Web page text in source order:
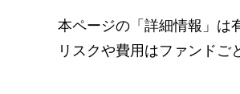
本ページの「詳細情報」は
リスクや費用はファンドご